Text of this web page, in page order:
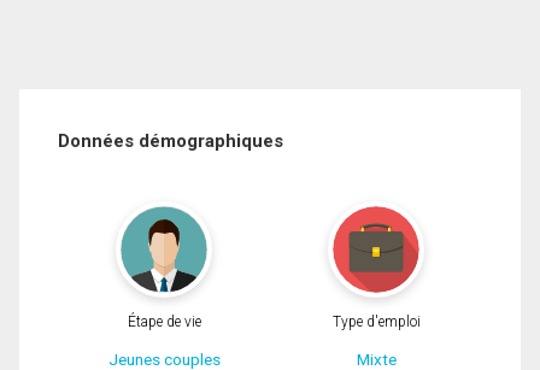
Données démographiques
Étape de vie
Jeunes couples
Type d'emploi
Mixte